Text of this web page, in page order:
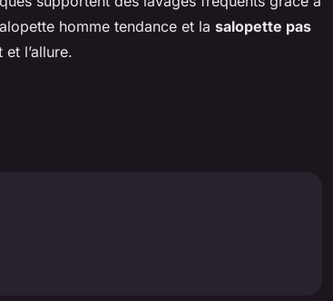
homme tendance et la salopette pas
l’allure.